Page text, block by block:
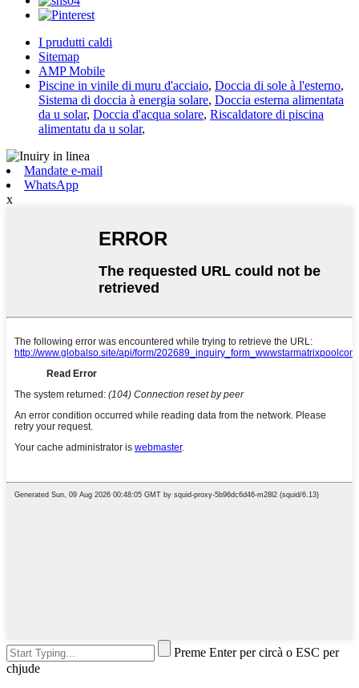
I prudutti caldi
Sitemap
AMP Mobile
Piscine in vinile di muru d'acciaio, Doccia di sole à l'esterno,
Sistema di doccia à energia solare, Doccia esterna alimentata
da u solar, Doccia d'acqua solare, Riscaldatore di piscina
alimentatu da u solar,
Mandate e-mail
WhatsApp
x
Preme Enter per circà o ESC per
chjude